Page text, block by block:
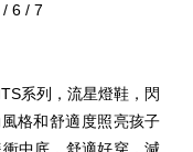
6 / 7
系列，流星燈鞋，閃
格和舒適度照亮孩子